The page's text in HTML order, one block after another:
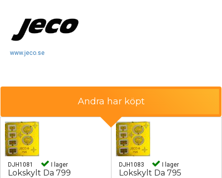
www.jeco.se
Andra har köpt
DJH1081 I lager
Lokskylt Da 799
DJH1083 I lager
Lokskylt Da 795